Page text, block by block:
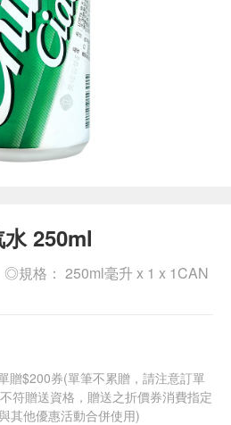
250ml
◎規格： 250ml毫升 x 1 x 1CAN
贈$200券(單筆不累贈，請注意訂單
符贈送資格，贈送之折價券消費指定
其他優惠活動合併使用)